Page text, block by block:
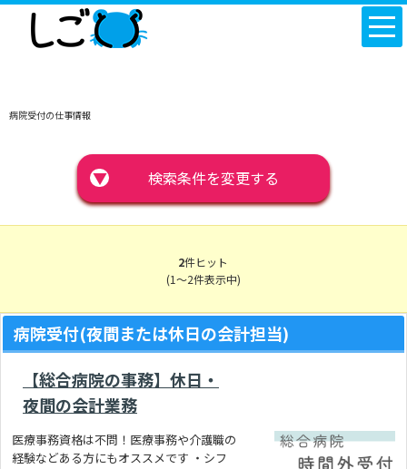
病院受付の仕事情報
▼ 検索条件を変更する
2件ヒット
(1～2件表示中)
病院受付(夜間または休日の会計担当)
【総合病院の事務】休日・
夜間の会計業務
医療事務資格は不問！医療事務や介護職の
経験などある方にもオススメです ・シフ